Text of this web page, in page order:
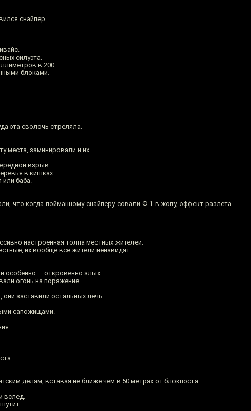
снайпер.
силуэта.
в 200.
блоками.
эта сволочь стреляла.
места, заминировали и их.
взрыв.
в кишках.
баба.
что когда пойманному снайперу совали Ф-1 в жопу, эффект разлета
настроенная толпа местных жителей.
их вообще все жители ненавидят.
особенно — откровенно злых.
огонь на поражение.
заставили остальных лечь.
сапожищами.
делам, вставая не ближе чем в 50 метрах от блокпоста.
вслед.